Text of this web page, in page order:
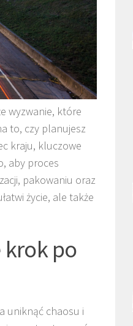
wyzwanie, które
to, czy planujesz
kraju, kluczowe
aby proces
pakowaniu oraz
życie, ale także
krok po
uniknąć chaosu i